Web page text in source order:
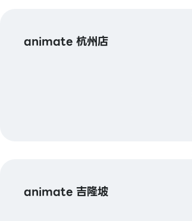
animate 杭州店
animate 吉隆坡